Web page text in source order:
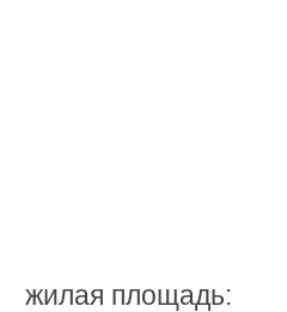
жилая площадь: